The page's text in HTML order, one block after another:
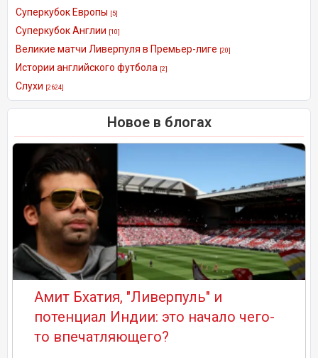
Суперкубок Европы [5]
Суперкубок Англии [10]
Великие матчи Ливерпуля в Премьер-лиге [20]
Истории английского футбола [2]
Слухи [2624]
Новое в блогах
Амит Бхатия, "Ливерпуль" и
потенциал Индии: это начало чего-
то впечатляющего?